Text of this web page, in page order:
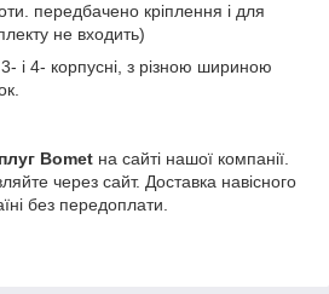
передбачено кріплення і для
не входить)
і 4- корпусні, з різною шириною
плуг Bomet на сайті нашої компанії.
через сайт. Доставка навісного
без передоплати.